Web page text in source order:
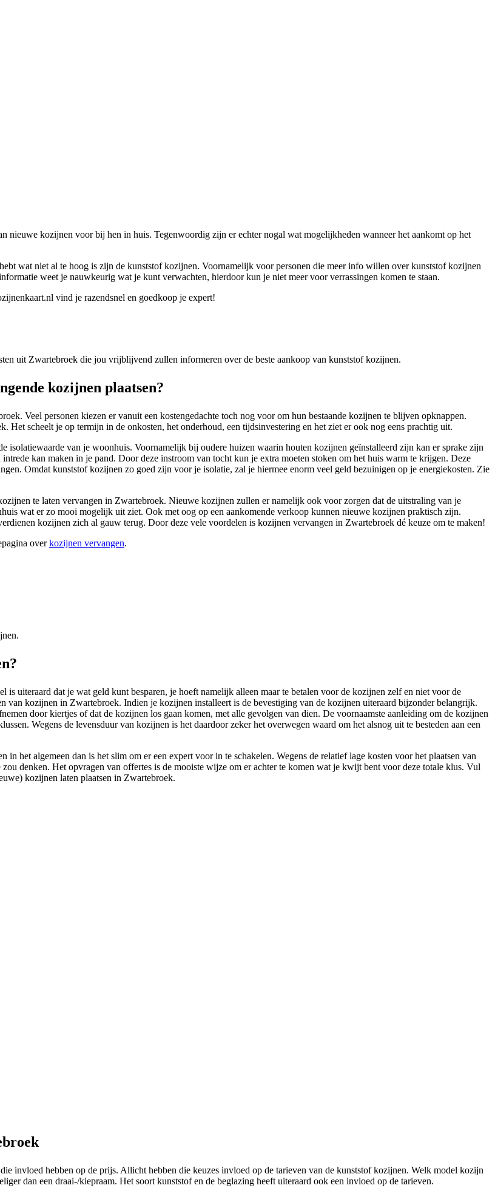
nieuwe kozijnen voor bij hen in huis. Tegenwoordig zijn er echter nogal wat mogelijkheden wanneer het aankomt op het
wat niet al te hoog is zijn de kunststof kozijnen. Voornamelijk voor personen die meer info willen over kunststof kozijnen
weet je nauwkeurig wat je kunt verwachten, hierdoor kun je niet meer voor verrassingen komen te staan.
vind je razendsnel en goedkoop je expert!
uit Zwartebroek die jou vrijblijvend zullen informeren over de beste aankoop van kunststof kozijnen.
kozijnen plaatsen?
Veel personen kiezen er vanuit een kostengedachte toch nog voor om hun bestaande kozijnen te blijven opknappen.
Het scheelt je op termijn in de onkosten, het onderhoud, een tijdsinvestering en het ziet er ook nog eens prachtig uit.
van je woonhuis. Voornamelijk bij oudere huizen waarin houten kozijnen geïnstalleerd zijn kan er sprake zijn
kan maken in je pand. Door deze instroom van tocht kun je extra moeten stoken om het huis warm te krijgen. Deze
Omdat kunststof kozijnen zo goed zijn voor je isolatie, zal je hiermee enorm veel geld bezuinigen op je energiekosten. Zie
te laten vervangen in Zwartebroek. Nieuwe kozijnen zullen er namelijk ook voor zorgen dat de uitstraling van je
wat er zo mooi mogelijk uit ziet. Ook met oog op een aankomende verkoop kunnen nieuwe kozijnen praktisch zijn.
kozijnen zich al gauw terug. Door deze vele voordelen is kozijnen vervangen in Zwartebroek dé keuze om te maken!
overkozijnen vervangen.
is uiteraard dat je wat geld kunt besparen, je hoeft namelijk alleen maar te betalen voor de kozijnen zelf en niet voor de
van kozijnen in Zwartebroek. Indien je kozijnen installeert is de bevestiging van de kozijnen uiteraard bijzonder belangrijk.
door kiertjes of dat de kozijnen los gaan komen, met alle gevolgen van dien. De voornaamste aanleiding om de kozijnen
Wegens de levensduur van kozijnen is het daardoor zeker het overwegen waard om het alsnog uit te besteden aan een
het algemeen dan is het slim om er een expert voor in te schakelen. Wegens de relatief lage kosten voor het plaatsen van
denken. Het opvragen van offertes is de mooiste wijze om er achter te komen wat je kwijt bent voor deze totale klus. Vul
kozijnen laten plaatsen in Zwartebroek.
invloed hebben op de prijs. Allicht hebben die keuzes invloed op de tarieven van de kunststof kozijnen. Welk model kozijn
dan een draai-/kiepraam. Het soort kunststof en de beglazing heeft uiteraard ook een invloed op de tarieven.